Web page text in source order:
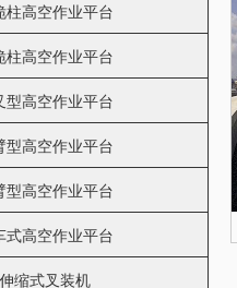
柱高空作业平台
柱高空作业平台
型高空作业平台
型高空作业平台
型高空作业平台
式高空作业平台
伸缩式叉装机